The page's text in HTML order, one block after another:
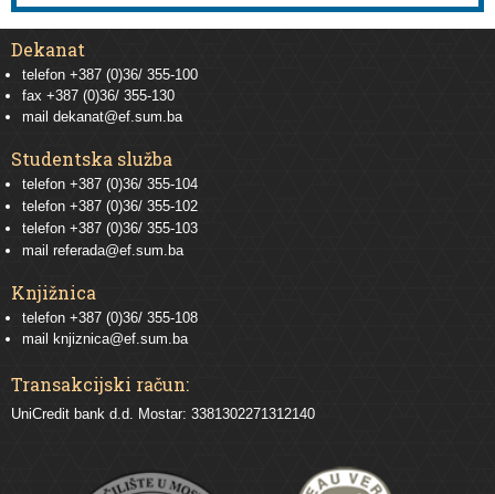
Dekanat
telefon +387 (0)36/ 355-100
fax +387 (0)36/ 355-130
mail dekanat@ef.sum.ba
Studentska služba
telefon +387 (0)36/ 355-104
telefon +387 (0)36/ 355-102
telefon +387 (0)36/ 355-103
mail referada@ef.sum.ba
Knjižnica
telefon +387 (0)36/ 355-108
mail
knjiznica@ef.sum.ba
Transakcijski račun:
UniCredit bank d.d. Mostar: 3381302271312140